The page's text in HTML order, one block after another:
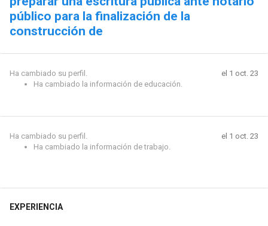
público para la finalización de la
construcción de
Ha cambiado su perfil.
Ha cambiado la información de educación.
el 1 oct. 23
Ha cambiado su perfil.
Ha cambiado la información de trabajo.
el 1 oct. 23
EXPERIENCIA